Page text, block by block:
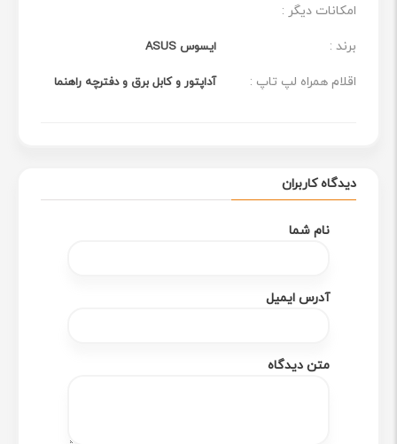
امکانات دیگر :
برند : ایسوس ASUS
اقلام همراه لپ تاپ : آداپتور و کابل برق و دفترچه راهنما
دیدگاه کاربران
نام شما
آدرس ایمیل
متن دیدگاه